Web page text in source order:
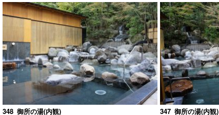
348_御所の湯(内観) 347_御所の湯(内観)